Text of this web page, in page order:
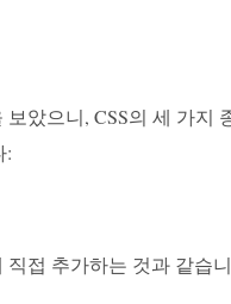
보았으니, CSS의 세 가
:
직접 추가하는 것과 같습